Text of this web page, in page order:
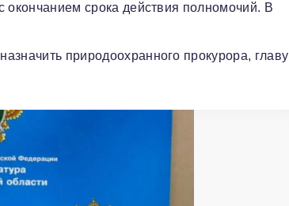
окончанием срока действия полномочий. В
природоохранного прокурора, главу